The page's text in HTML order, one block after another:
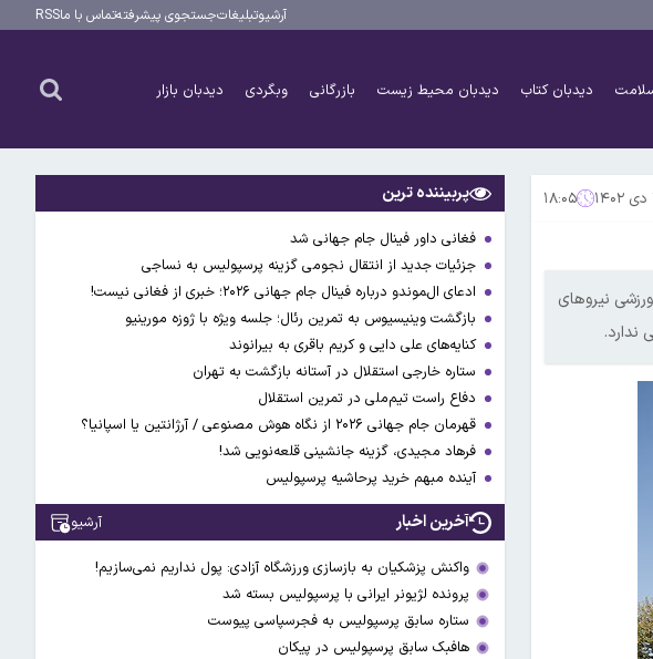
آرشیوتبلیغاتجستجوی پیشرفتهتماس با ماRSS
دیدبان کتاب دیدبان محیط زیست بازرگانی وبگردی دیدبان بازار
۱۸:۰۵
نیرو‌های
ندارد.
پربیننده ترین
فغانی داور فینال جام جهانی شد
جزئیات جدید از انتقال نجومی گزینه پرسپولیس به نساجی
ادعای ال‌‍موندو درباره فینال جام جهانی ۲۰۲۶؛ خبری از فغانی نیست!
بازگشت وینیسیوس به تمرین رئال؛ جلسه ویژه با ژوزه مورینیو
کنایه‌های علی دایی و کریم باقری به بیرانوند
ستاره خارجی استقلال در آستانه بازگشت به تهران
دفاع راست تیم‌ملی در تمرین استقلال
قهرمان جام جهانی ۲۰۲۶ از نگاه هوش مصنوعی / آرژانتین یا اسپانیا؟
فرهاد مجیدی، گزینه جانشینی قلعه‌نویی شد!
آینده مبهم خرید پرحاشیه پرسپولیس
آخرین اخبار آرشیو
واکنش پزشکیان به بازسازی ورزشگاه آزادی: پول نداریم نمی‌سازیم!
پرونده لژیونر ایرانی با پرسپولیس بسته شد
ستاره سابق پرسپولیس به فجرسپاسی پیوست
هافبک سابق پرسپولیس در پیکان